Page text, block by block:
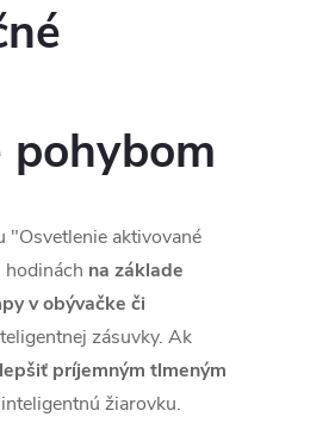
aktivované
na základe
v obývačke či
zásuvky. Ak
príjemným tlmeným
žiarovku.